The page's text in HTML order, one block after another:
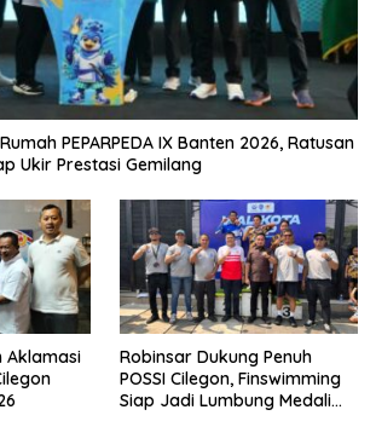
PEPARPEDA IX Banten 2026, Ratusan
Ukir Prestasi Gemilang
Aklamasi
Robinsar Dukung Penuh
POSSI Cilegon, Finswimming
Siap Jadi Lumbung Medali